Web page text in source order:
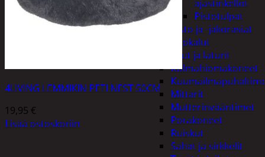
ajastinkellot
Pistotulpat
Pisto ja -jakorasiat
Sähkötyökalut
Akut ja laturit
Kulmahiomakoneet
Mittarit
Mutterinvääntimet
Porakoneet
Ruiskut
Sahat ja sirkkelit
4LIVING LEMMIKIN PETI NEST 50CM
19,95 €
Lisää ostoskoriin